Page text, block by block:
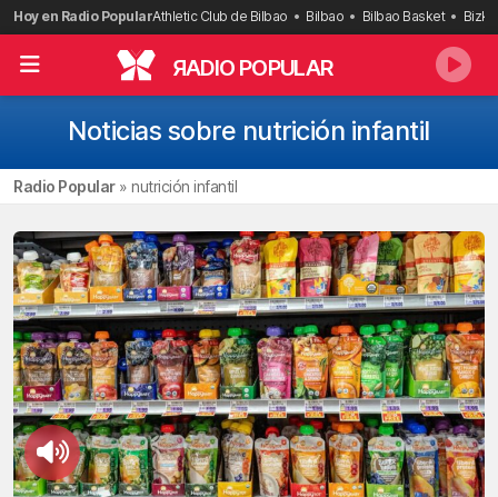
Saltar
al
contenido
Hoy en Radio PopularAthletic Club de Bilbao Bilbao Bilbao Basket
RADIO POPULAR
Noticias sobre nutrición infantil
Radio Popular» nutrición infantil